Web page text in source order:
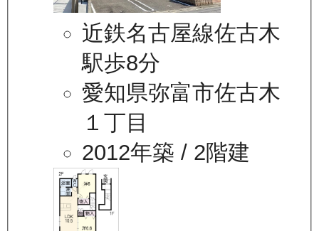
近鉄名古屋線佐古木
駅歩8分
愛知県弥富市佐古木
１丁目
2012年築 / 2階建